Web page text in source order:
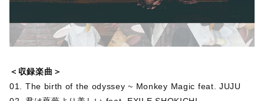
＜収録楽曲＞
01. The birth of the odyssey ~ Monkey Magic feat. JUJU